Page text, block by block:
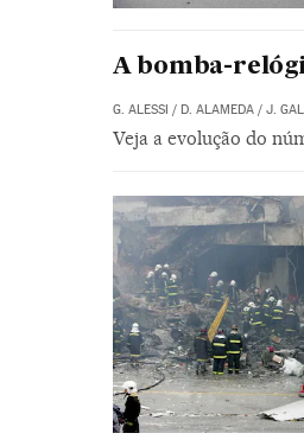
A bomba-
G. ALESSI / D. ALAMEDA/ J.
Veja a evolução do